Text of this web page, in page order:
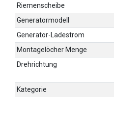
Riemenscheibe
Generatormodell
Generator-Ladestrom
Montagelöcher Menge
Drehrichtung
Kategorie